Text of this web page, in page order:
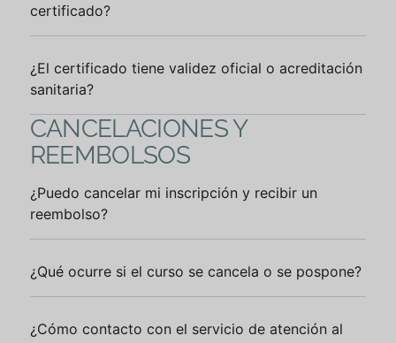
certificado?
¿El certificado tiene validez oficial o acreditación
sanitaria?
CANCELACIONES Y
REEMBOLSOS
¿Puedo cancelar mi inscripción y recibir un
reembolso?
¿Qué ocurre si el curso se cancela o se pospone?
¿Cómo contacto con el servicio de atención al